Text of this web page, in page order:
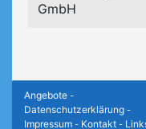
GmbH
Angebote -
Datenschutzerklärung -
Impressum - Kontakt -